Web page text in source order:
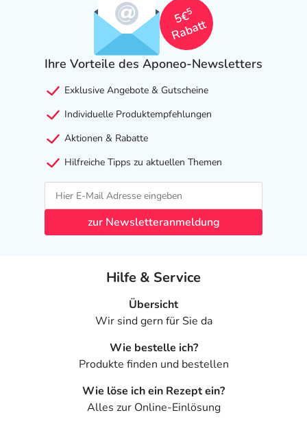
5€
5
Rabatt
Ihre Vorteile des Aponeo-Newsletters
Exklusive Angebote & Gutscheine
Individuelle Produktempfehlungen
Aktionen & Rabatte
Hilfreiche Tipps zu aktuellen Themen
zur Newsletteranmeldung
Hilfe & Service
Übersicht
Wir sind gern für Sie da
Wie bestelle ich?
Produkte finden und bestellen
Wie löse ich ein Rezept ein?
Alles zur Online-Einlösung